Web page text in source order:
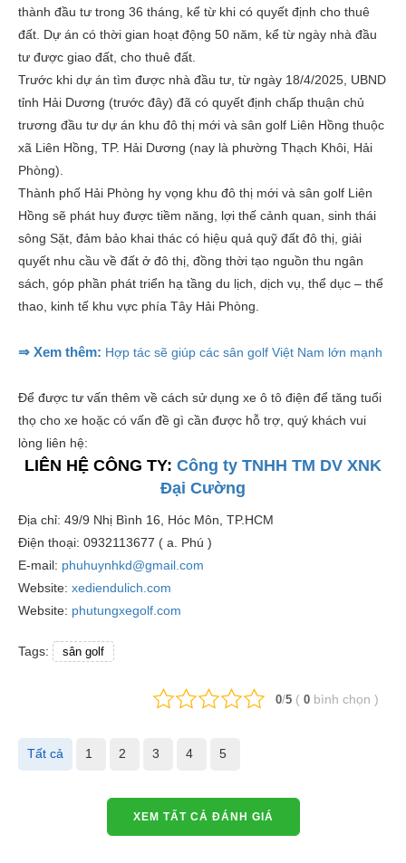
thành đầu tư trong 36 tháng, kể từ khi có quyết định cho thuê
đất. Dự án có thời gian hoạt động 50 năm, kể từ ngày nhà đầu
tư được giao đất, cho thuê đất.
Trước khi dự án tìm được nhà đầu tư, từ ngày 18/4/2025, UBND
tỉnh Hải Dương (trước đây) đã có quyết định chấp thuận chủ
trương đầu tư dự án khu đô thị mới và sân golf Liên Hồng thuộc
xã Liên Hồng, TP. Hải Dương (nay là phường Thạch Khôi, Hải
Phòng).
Thành phố Hải Phòng hy vọng khu đô thị mới và sân golf Liên
Hồng sẽ phát huy được tiềm năng, lợi thế cảnh quan, sinh thái
sông Sặt, đảm bảo khai thác có hiệu quả quỹ đất đô thị, giải
quyết nhu cầu về đất ở đô thị, đồng thời tạo nguồn thu ngân
sách, góp phần phát triển hạ tầng du lịch, dịch vụ, thể dục – thể
thao, kinh tế khu vực phía Tây Hải Phòng.
⇒ Xem thêm: Hợp tác sẽ giúp các sân golf Việt Nam lớn mạnh
Để được tư vấn thêm về cách sử dụng xe ô tô điện để tăng tuổi
thọ cho xe hoặc có vấn đề gì cần được hỗ trợ, quý khách vui
lòng liên hệ:
LIÊN HỆ CÔNG TY: Công ty TNHH TM DV XNK
Đại Cường
Địa chỉ: 49/9 Nhị Bình 16, Hóc Môn, TP.HCM
Điện thoại: 0932113677 ( a. Phú )
E-mail: phuhuynhkd@gmail.com
Website: xediendulich.com
Website: phutungxegolf.com
Tags: sân golf
0/5 ( 0 bình chọn )
Tất cả 1 2 3 4 5
XEM TẤT CẢ ĐÁNH GIÁ